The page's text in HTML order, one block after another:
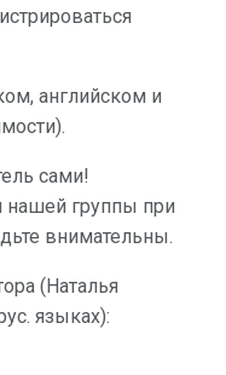
английском и
сами!
нашей группы при
внимательны.
(Наталья
языках):